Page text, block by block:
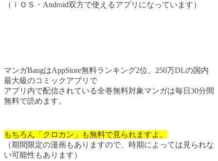
（ｉＯＳ・Android双方で使えるアプリになっています）
マンガBangはAppStore無料ランキング2位、250万DLの国内
最大級のコミックアプリで
アプリ内で配信されている全巻無料対象マンガは毎日30分間
無料で読めます。
もちろん「クロカン」も無料で見られますよ。
（期間限定の漫画もありますので、時期によっては見られな
い可能性もあります）